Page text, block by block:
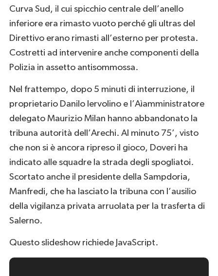
Curva Sud, il cui spicchio centrale dell’anello
inferiore era rimasto vuoto perché gli ultras del
Direttivo erano rimasti all’esterno per protesta.
Costretti ad intervenire anche componenti della
Polizia in assetto antisommossa.
Nel frattempo, dopo 5 minuti di interruzione, il
proprietario Danilo Iervolino e l’Aìamministratore
delegato Maurizio Milan hanno abbandonato la
tribuna autorità dell’Arechi. Al minuto 75’, visto
che non si è ancora ripreso il gioco, Doveri ha
indicato alle squadre la strada degli spogliatoi.
Scortato anche il presidente della Sampdoria,
Manfredi, che ha lasciato la tribuna con l’ausilio
della vigilanza privata arruolata per la trasferta di
Salerno.
Questo slideshow richiede JavaScript.